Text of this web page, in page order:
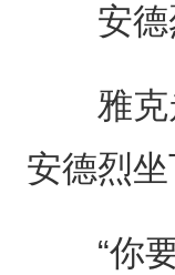
安德烈
雅克走
安德烈
“你要